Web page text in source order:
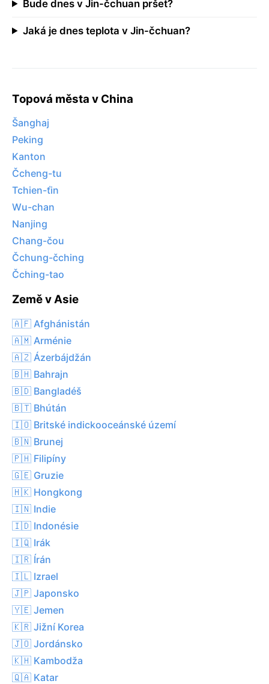
Bude dnes v Jin-čchuan pršet?
Jaká je dnes teplota v Jin-čchuan?
Topová města v China
Šanghaj
Peking
Kanton
Čcheng-tu
Tchien-ťin
Wu-chan
Nanjing
Chang-čou
Čchung-čching
Čching-tao
Země v Asie
🇦🇫 Afghánistán
🇦🇲 Arménie
🇦🇿 Ázerbájdžán
🇧🇭 Bahrajn
🇧🇩 Bangladéš
🇧🇹 Bhútán
🇮🇴 Britské indickooceánské území
🇧🇳 Brunej
🇵🇭 Filipíny
🇬🇪 Gruzie
🇭🇰 Hongkong
🇮🇳 Indie
🇮🇩 Indonésie
🇮🇶 Irák
🇮🇷 Írán
🇮🇱 Izrael
🇯🇵 Japonsko
🇾🇪 Jemen
🇰🇷 Jižní Korea
🇯🇴 Jordánsko
🇰🇭 Kambodža
🇶🇦 Katar